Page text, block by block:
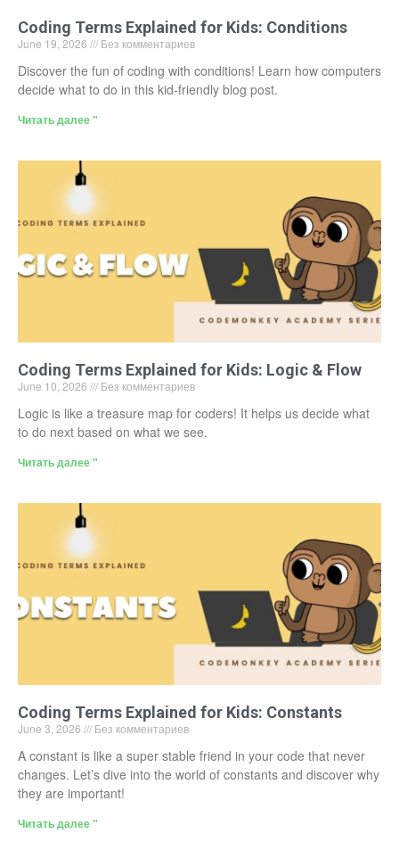
Coding Terms Explained for Kids: Conditions
June 19, 2026 Без комментариев
Discover the fun of coding with conditions! Learn how computers
decide what to do in this kid-friendly blog post.
Читать далее "
Coding Terms Explained for Kids: Logic & Flow
June 10, 2026 Без комментариев
Logic is like a treasure map for coders! It helps us decide what
to do next based on what we see.
Читать далее "
Coding Terms Explained for Kids: Constants
June 3, 2026 Без комментариев
A constant is like a super stable friend in your code that never
changes. Let’s dive into the world of constants and discover why
they are important!
Читать далее "